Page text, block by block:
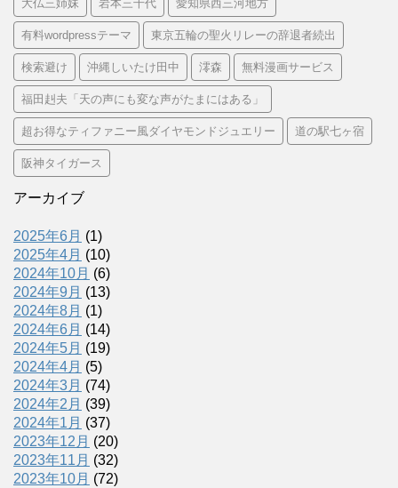
大仏三姉妹 岩本三千代 愛知県西三河地方
有料wordpressテーマ 東京五輪の聖火リレーの辞退者続出
検索避け 沖縄しいたけ田中 澪森 無料漫画サービス
福田赳夫「天の声にも変な声がたまにはある」
超お得なティファニー風ダイヤモンドジュエリー 道の駅七ヶ宿
阪神タイガース
アーカイブ
2025年6月 (1)
2025年4月 (10)
2024年10月 (6)
2024年9月 (13)
2024年8月 (1)
2024年6月 (14)
2024年5月 (19)
2024年4月 (5)
2024年3月 (74)
2024年2月 (39)
2024年1月 (37)
2023年12月 (20)
2023年11月 (32)
2023年10月 (72)